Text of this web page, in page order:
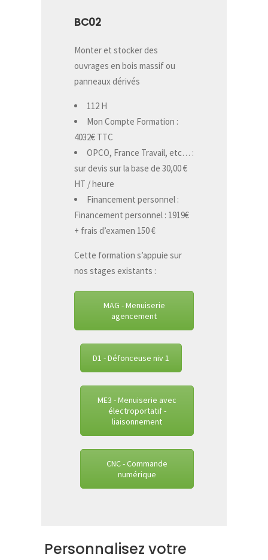
BC02
Monter et stocker des
ouvrages en bois massif ou
panneaux dérivés
112 H
Mon Compte Formation :
4032€ TTC
OPCO, France Travail, etc… :
sur devis sur la base de 30,00 €
HT / heure
Financement personnel :
Financement personnel : 1919€
+ frais d’examen 150 €
Cette formation s’appuie sur
nos stages existants :
MAG - Menuiserie
agencement
D1 - Défonceuse niv 1
ME3 - Menuiserie avec
électroportatif -
liaisonnement
CNC - Commande
numérique
Personnalisez votre